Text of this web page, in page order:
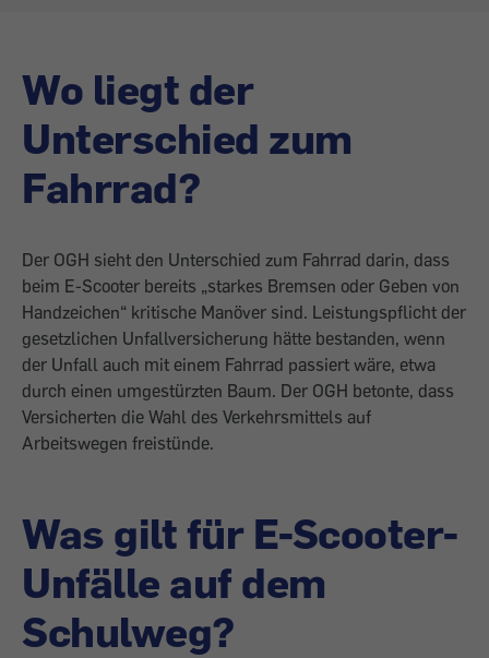
Wo liegt der
Unterschied zum
Fahrrad?
Der OGH sieht den Unterschied zum Fahrrad darin, dass
beim E-Scooter bereits „starkes Bremsen oder Geben von
Handzeichen“ kritische Manöver sind. Leistungspflicht der
gesetzlichen Unfallversicherung hätte bestanden, wenn
der Unfall auch mit einem Fahrrad passiert wäre, etwa
durch einen umgestürzten Baum. Der OGH betonte, dass
Versicherten die Wahl des Verkehrsmittels auf
Arbeitswegen freistünde.
Was gilt für E-Scooter-
Unfälle auf dem
Schulweg?